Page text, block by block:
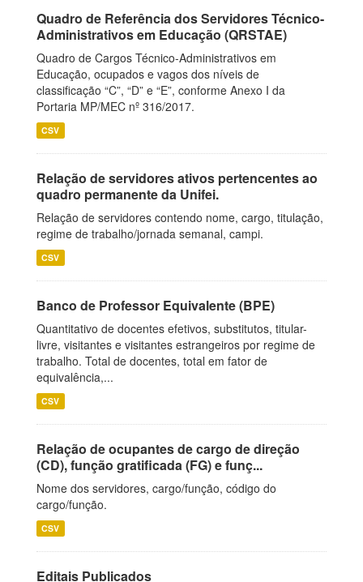
Quadro de Referência dos Servidores Técnico-
Administrativos em Educação (QRSTAE)
Quadro de Cargos Técnico-Administrativos em
Educação, ocupados e vagos dos níveis de
classificação “C”, “D” e “E”, conforme Anexo I da
Portaria MP/MEC nº 316/2017.
CSV
Relação de servidores ativos pertencentes ao
quadro permanente da Unifei.
Relação de servidores contendo nome, cargo, titulação,
regime de trabalho/jornada semanal, campi.
CSV
Banco de Professor Equivalente (BPE)
Quantitativo de docentes efetivos, substitutos, titular-
livre, visitantes e visitantes estrangeiros por regime de
trabalho. Total de docentes, total em fator de
equivalência,...
CSV
Relação de ocupantes de cargo de direção
(CD), função gratificada (FG) e funç...
Nome dos servidores, cargo/função, código do
cargo/função.
CSV
Editais Publicados